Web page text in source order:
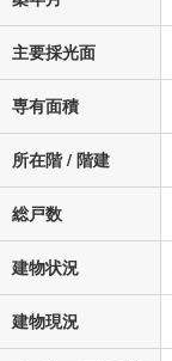
主要採光面
専有面積
所在階 / 階建
総戸数
建物状況
建物現況